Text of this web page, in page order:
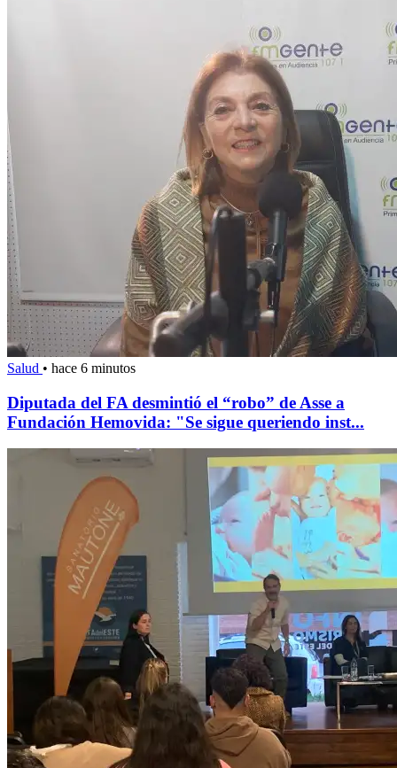
Salud • hace 6 minutos
Diputada del FA desmintió el “robo” de Asse a
Fundación Hemovida: "Se sigue queriendo inst...